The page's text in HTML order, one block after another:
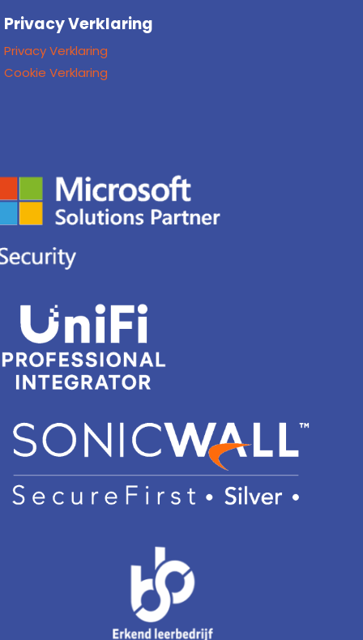
Privacy Verklaring
Privacy Verklaring
Cookie Verklaring